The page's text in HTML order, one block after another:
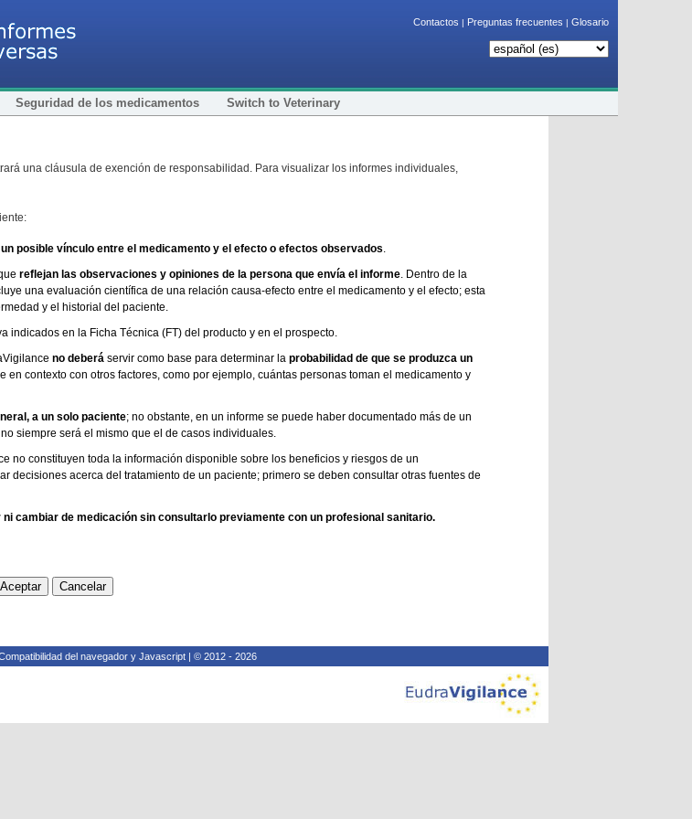
Contactos | Preguntas frecuentes | Glosario
Seguridad de los medicamentos Switch to Veterinary
una cláusula de exención de responsabilidad. Para visualizar los informes individuales,
posible vínculo entre el medicamento y el efecto o efectos observados.
reflejan las observaciones y opiniones de la persona que envía el informe. Dentro de la
una evaluación científica de una relación causa-efecto entre el medicamento y el efecto; esta
y el historial del paciente.
indicados en la Ficha Técnica (FT) del producto y en el prospecto.
no deberá servir como base para determinar la probabilidad de que se produzca un
en contexto con otros factores, como por ejemplo, cuántas personas toman el medicamento y
a un solo paciente; no obstante, en un informe se puede haber documentado más de un
siempre será el mismo que el de casos individuales.
no constituyen toda la información disponible sobre los beneficios y riesgos de un
decisiones acerca del tratamiento de un paciente; primero se deben consultar otras fuentes de
cambiar de medicación sin consultarlo previamente con un profesional sanitario.
del navegador y Javascript | © 2012 - 2026